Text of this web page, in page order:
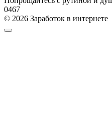
0467
© 2026 Заработок в интернете